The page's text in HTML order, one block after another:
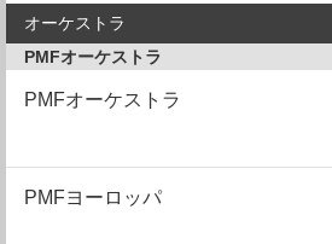
オーケストラ
PMFオーケストラ
PMFオーケストラ
PMFヨーロッパ